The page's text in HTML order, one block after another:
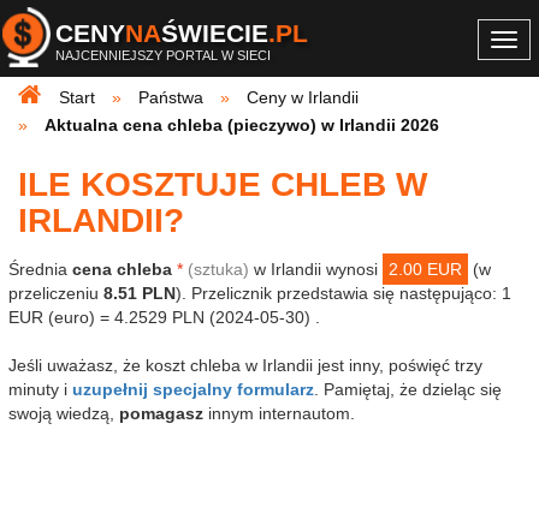
CENYNAŚWIECIE.PL
NAJCENNIEJSZY PORTAL W SIECI
Start
Państwa
Ceny w Irlandii
Aktualna cena chleba (pieczywo) w Irlandii 2026
ILE KOSZTUJE CHLEB W
IRLANDII?
Średnia cena chleba * (sztuka) w Irlandii wynosi 2.00 EUR
(w
przeliczeniu 8.51 PLN). Przelicznik przedstawia się następująco: 1
EUR (euro) = 4.2529 PLN (2024-05-30) .
Jeśli uważasz, że koszt chleba w Irlandii jest inny, poświęć trzy
minuty i uzupełnij specjalny formularz . Pamiętaj, że dzieląc się
swoją wiedzą, pomagasz innym internautom.